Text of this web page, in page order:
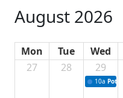
August 2026
Mon Tue Wed
27
28 29
10a